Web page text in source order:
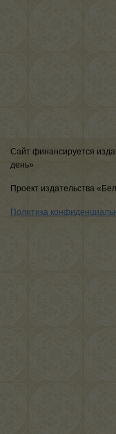
Сайт финансируется
день»
Проект издательства
Политика